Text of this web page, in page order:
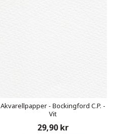
Akvarellpapper - Bockingford C.P. -
Vit
29,90 kr